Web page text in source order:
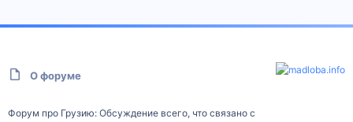
О форуме
Форум про Грузию: Обсуждение всего, что связано с